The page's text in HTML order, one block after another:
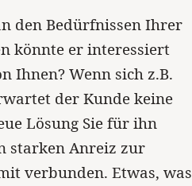
den Bedürfnissen Ihrer
könnte er interessiert
Ihnen? Wenn sich z.B.
der Kunde keine
Lösung Sie für ihn
starken Anreiz zur
verbunden. Etwas, was